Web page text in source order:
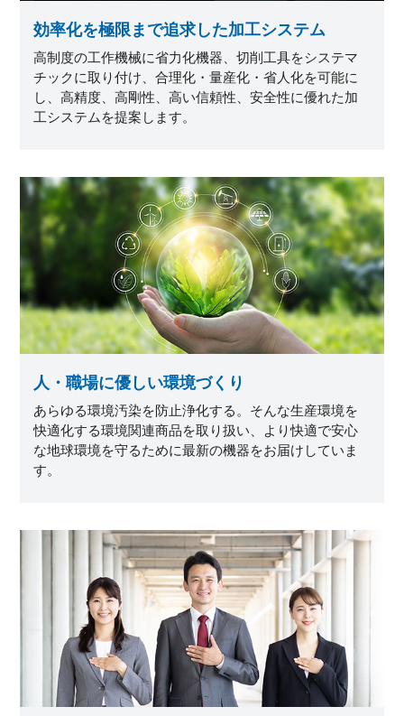
効率化を極限まで追求した加工システム
高制度の工作機械に省力化機器、切削工具をシステマ
チックに取り付け、合理化・量産化・省人化を可能に
し、高精度、高剛性、高い信頼性、安全性に優れた加
工システムを提案します。
人・職場に優しい環境づくり
あらゆる環境汚染を防止浄化する。そんな生産環境を
快適化する環境関連商品を取り扱い、より快適で安心
な地球環境を守るために最新の機器をお届けしていま
す。